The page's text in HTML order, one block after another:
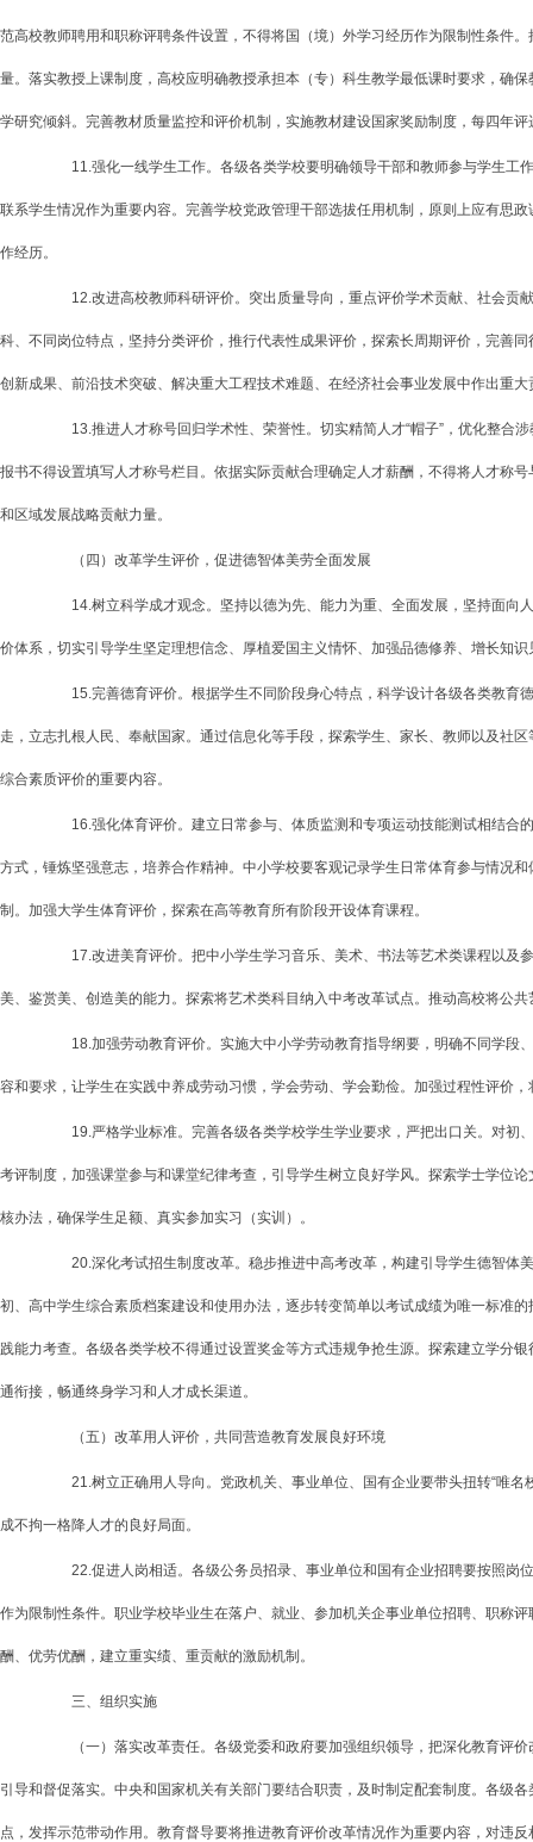
范高校教师聘用和职称评聘条件设置，不得将国（境）外学习经历作为限制性条件
量。落实教授上课制度，高校应明确教授承担本（专）科生教学最低课时要求，确
学研究倾斜。完善教材质量监控和评价机制，实施教材建设国家奖励制度，每四年
11.强化一线学生工作。各级各类学校要明确领导干部和教师参与学生工
联系学生情况作为重要内容。完善学校党政管理干部选拔任用机制，原则上应有思
作经历。
12.改进高校教师科研评价。突出质量导向，重点评价学术贡献、社会贡
科、不同岗位特点，坚持分类评价，推行代表性成果评价，探索长周期评价，完善
创新成果、前沿技术突破、解决重大工程技术难题、在经济社会事业发展中作出重
13.推进人才称号回归学术性、荣誉性。切实精简人才“帽子”，优化整合
报书不得设置填写人才称号栏目。依据实际贡献合理确定人才薪酬，不得将人才称
和区域发展战略贡献力量。
（四）改革学生评价，促进德智体美劳全面发展
14.树立科学成才观念。坚持以德为先、能力为重、全面发展，坚持面向
价体系，切实引导学生坚定理想信念、厚植爱国主义情怀、加强品德修养、增长知
15.完善德育评价。根据学生不同阶段身心特点，科学设计各级各类教育德
走，立志扎根人民、奉献国家。通过信息化等手段，探索学生、家长、教师以及社
综合素质评价的重要内容。
16.强化体育评价。建立日常参与、体质监测和专项运动技能测试相结合
方式，锤炼坚强意志，培养合作精神。中小学校要客观记录学生日常体育参与情况
制。加强大学生体育评价，探索在高等教育所有阶段开设体育课程。
17.改进美育评价。把中小学生学习音乐、美术、书法等艺术类课程以及
美、鉴赏美、创造美的能力。探索将艺术类科目纳入中考改革试点。推动高校将公
18.加强劳动教育评价。实施大中小学劳动教育指导纲要，明确不同学段
容和要求，让学生在实践中养成劳动习惯，学会劳动、学会勤俭。加强过程性评价
19.严格学业标准。完善各级各类学校学生学业要求，严把出口关。对初
考评制度，加强课堂参与和课堂纪律考查，引导学生树立良好学风。探索学士学位
核办法，确保学生足额、真实参加实习（实训）。
20.深化考试招生制度改革。稳步推进中高考改革，构建引导学生德智体美
初、高中学生综合素质档案建设和使用办法，逐步转变简单以考试成绩为唯一标准
践能力考查。各级各类学校不得通过设置奖金等方式违规争抢生源。探索建立学分
通衔接，畅通终身学习和人才成长渠道。
（五）改革用人评价，共同营造教育发展良好环境
21.树立正确用人导向。党政机关、事业单位、国有企业要带头扭转“唯名
成不拘一格降人才的良好局面。
22.促进人岗相适。各级公务员招录、事业单位和国有企业招聘要按照岗
作为限制性条件。职业学校毕业生在落户、就业、参加机关企事业单位招聘、职称
酬、优劳优酬，建立重实绩、重贡献的激励机制。
三、组织实施
（一）落实改革责任。各级党委和政府要加强组织领导，把深化教育评价
引导和督促落实。中央和国家机关有关部门要结合职责，及时制定配套制度。各级
点，发挥示范带动作用。教育督导要将推进教育评价改革情况作为重要内容，对违